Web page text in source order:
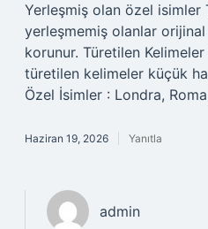
Yerleşmiş olan özel isimler
yerleşmemiş olanlar
korunur. Türetilen
türetilen kelimeler küçük
Özel İsimler : Londra,
Haziran 19, 2026 Yanıtla
admin